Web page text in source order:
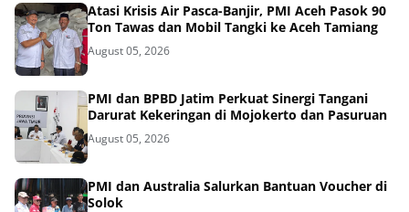
Atasi Krisis Air Pasca-Banjir, PMI Aceh Pasok 90
Ton Tawas dan Mobil Tangki ke Aceh Tamiang
August 05, 2026
PMI dan BPBD Jatim Perkuat Sinergi Tangani
Darurat Kekeringan di Mojokerto dan Pasuruan
August 05, 2026
PMI dan Australia Salurkan Bantuan Voucher di
Solok